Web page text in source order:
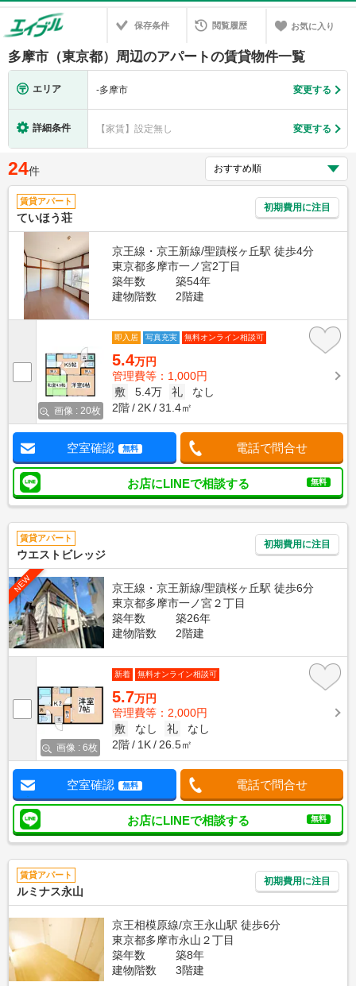
保存条件 閲覧履歴 お気に入り
多摩市（東京都）周辺のアパートの賃貸物件一覧
エリア -多摩市 変更する
詳細条件 【家賃】設定無し 変更する
24件
賃貸アパート
ていほう荘
初期費用に注目
京王線・京王新線/聖蹟桜ヶ丘駅 徒歩4分
東京都多摩市一ノ宮2丁目
築年数
築54年
建物階数
2階建
画像 : 20枚
即入居 写真充実 無料オンライン相談可
5.4万円
管理費等：1,000円
敷
5.4万 礼
なし
2階
2K 31.4㎡
空室確認 無料 電話で問合せ
お店にLINEで相談する 無料
賃貸アパート
ウエストビレッジ
初期費用に注目
NEW
京王線・京王新線/聖蹟桜ヶ丘駅 徒歩6分
東京都多摩市一ノ宮２丁目
築年数
築26年
建物階数
2階建
画像 : 6枚
新着 無料オンライン相談可
5.7万円
管理費等：2,000円
敷
なし 礼
なし
2階
1K 26.5㎡
空室確認 無料 電話で問合せ
お店にLINEで相談する 無料
賃貸アパート
ルミナス永山
初期費用に注目
京王相模原線/京王永山駅 徒歩6分
東京都多摩市永山２丁目
築年数
築8年
建物階数
3階建